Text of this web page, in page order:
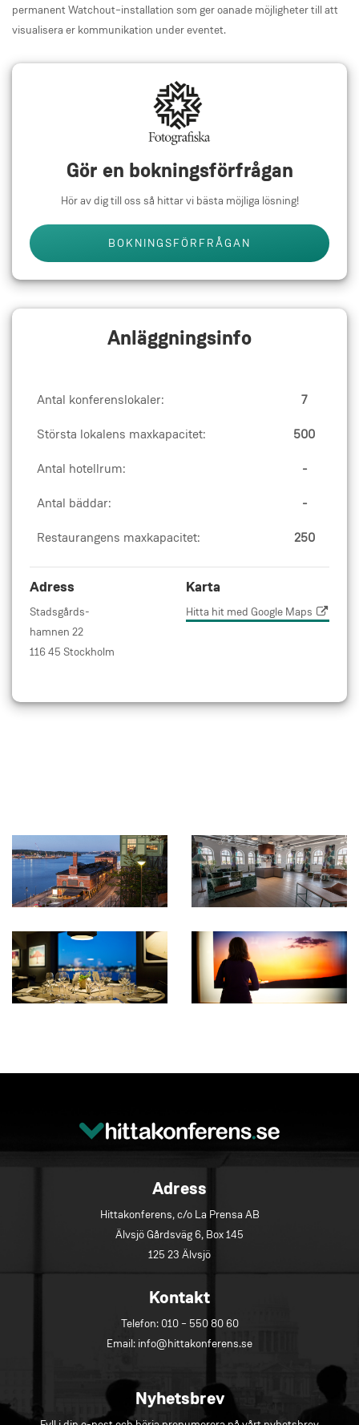
permanent Watchout–installation som ger oanade möjligheter till att
visualisera er kommunikation under eventet.
Gör en bokningsförfrågan
Hör av dig till oss så hittar vi bästa möjliga lösning!
BOKNINGSFÖRFRÅGAN
Anläggningsinfo
Antal konferenslokaler: 7
Största lokalens maxkapacitet: 500
Antal hotellrum: -
Antal bäddar: -
Restaurangens maxkapacitet: 250
Adress
Stadsgårds-
hamnen 22
116 45 Stockholm
Karta
Hitta hit med Google Maps
Adress
Hittakonferens, c/o La Prensa AB
Älvsjö Gårdsväg 6, Box 145
125 23 Älvsjö
Kontakt
Telefon: 010 – 550 80 60
Email: info@hittakonferens.se
Nyhetsbrev